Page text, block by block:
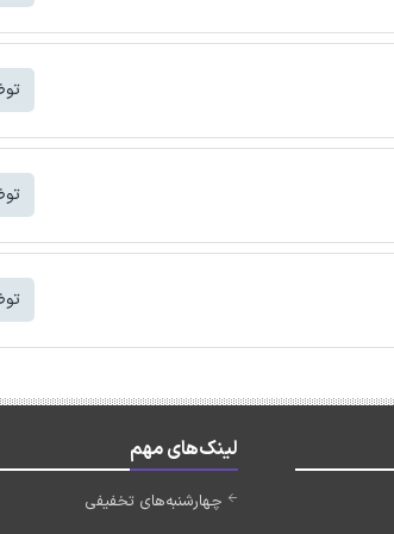
لینک‌های مهم
چهارشنبه‌های تخفیفی